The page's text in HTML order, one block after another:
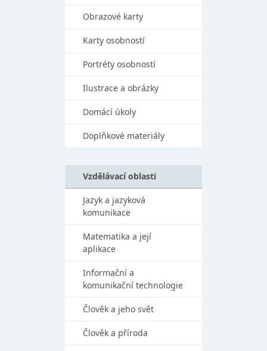
Obrazové karty
Karty osobností
Portréty osobností
Ilustrace a obrázky
Domácí úkoly
Doplňkové materiály
Vzdělávací oblasti
Jazyk a jazyková
komunikace
Matematika a její
aplikace
Informační a
komunikační technologie
Člověk a jeho svět
Člověk a příroda